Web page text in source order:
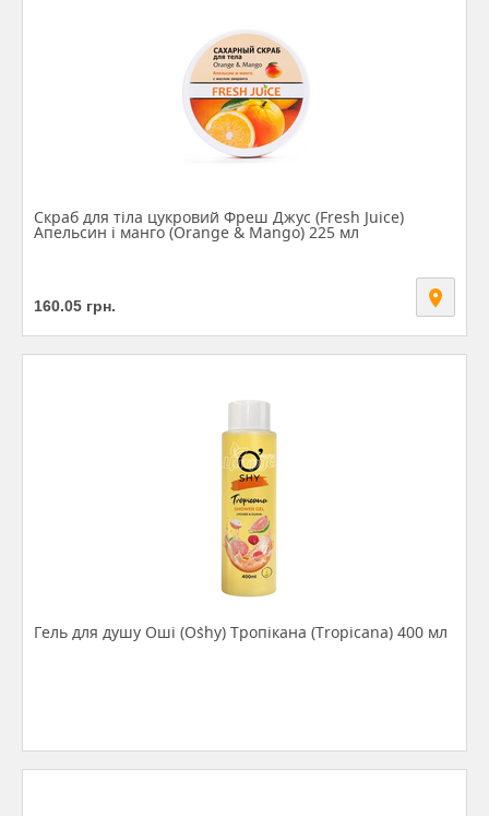
Скраб для тіла цукровий Фреш Джус (Fresh Juice)
Апельсин і манго (Orange & Mango) 225 мл
160.05 грн.
Гель для душу Оші (O`shy) Тропікана (Tropicana) 400 мл